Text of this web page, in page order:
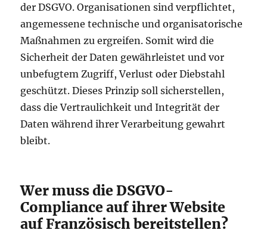
der DSGVO. Organisationen sind verpflichtet,
angemessene technische und organisatorische
Maßnahmen zu ergreifen. Somit wird die
Sicherheit der Daten gewährleistet und vor
unbefugtem Zugriff, Verlust oder Diebstahl
geschützt. Dieses Prinzip soll sicherstellen,
dass die Vertraulichkeit und Integrität der
Daten während ihrer Verarbeitung gewahrt
bleibt.
Wer muss die DSGVO-
Compliance auf ihrer Website
auf Französisch bereitstellen?